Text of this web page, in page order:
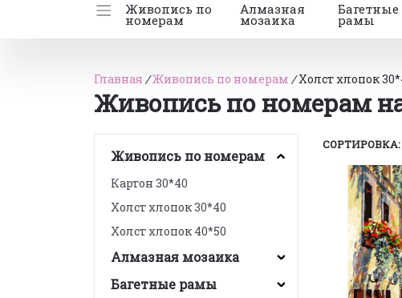
Живопись по
номерам
Алмазная
мозаика
Багетные
рамы
Главная /Живопись по номерам /Холст хлопок
Живопись по номерам
Живопись по номерам
Картон 30*40
Холст хлопок 30*40
Холст хлопок 40*50
Алмазная мозаика
Багетные рамы
СОРТИРОВКА: